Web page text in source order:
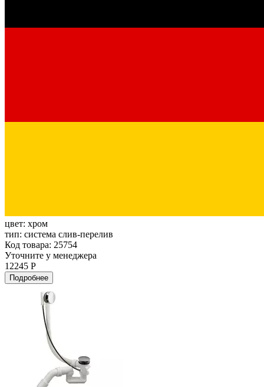
цвет: хром
тип: система слив-перелив
Код товара: 25754
Уточните у менеджера
12245 Р
Подробнее